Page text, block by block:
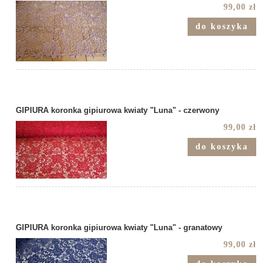
99,00 zł
do koszyka
GIPIURA koronka gipiurowa kwiaty "Luna" - czerwony
99,00 zł
do koszyka
GIPIURA koronka gipiurowa kwiaty "Luna" - granatowy
99,00 zł